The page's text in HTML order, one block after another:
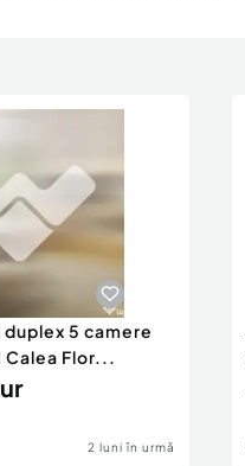
5 camere
Calea Flor...
2 luni în urmă